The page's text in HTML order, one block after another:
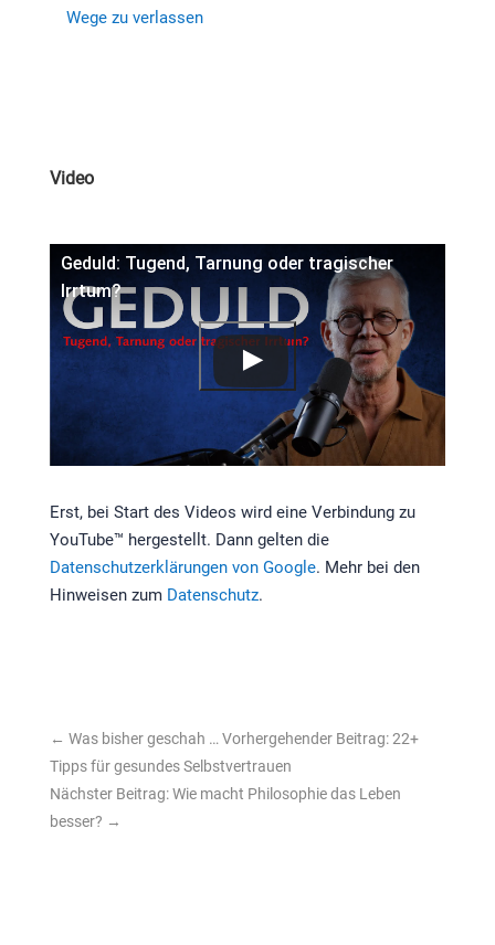
Wege zu verlassen
Video
Geduld: Tugend, Tarnung oder tragischer
Irrtum?
Erst, bei Start des Videos wird eine Verbindung zu
YouTube™ hergestellt. Dann gelten die
Datenschutzerklärungen von Google. Mehr bei den
Hinweisen zum Datenschutz.
← Was bisher geschah … Vorhergehender Beitrag: 22+
Tipps für gesundes Selbstvertrauen
Nächster Beitrag: Wie macht Philosophie das Leben
besser? →